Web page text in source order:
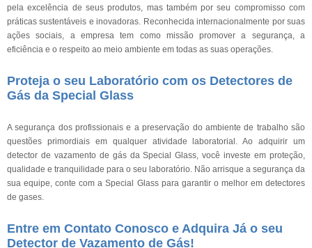
pela excelência de seus produtos, mas também por seu compromisso com
práticas sustentáveis e inovadoras. Reconhecida internacionalmente por suas
ações sociais, a empresa tem como missão promover a segurança, a
eficiência e o respeito ao meio ambiente em todas as suas operações.
Proteja o seu Laboratório com os Detectores de
Gás da Special Glass
A segurança dos profissionais e a preservação do ambiente de trabalho são
questões primordiais em qualquer atividade laboratorial. Ao adquirir um
detector de vazamento de gás da Special Glass, você investe em proteção,
qualidade e tranquilidade para o seu laboratório. Não arrisque a segurança da
sua equipe, conte com a Special Glass para garantir o melhor em detectores
de gases.
Entre em Contato Conosco e Adquira Já o seu
Detector de Vazamento de Gás!